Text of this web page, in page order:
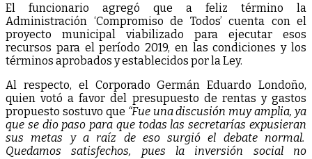
El funcionario agregó que a feliz término la
Administración ‘Compromiso de Todos’ cuenta con el
proyecto municipal viabilizado para ejecutar esos
recursos para el período 2019, en las condiciones y los
términos aprobados y establecidos por la Ley.
Al respecto, el Corporado Germán Eduardo Londoño,
quien votó a favor del presupuesto de rentas y gastos
propuesto sostuvo que “Fue una discusión muy amplia, ya
que se dio paso para que todas las secretarías expusieran
sus metas y a raíz de eso surgió el debate normal.
Quedamos satisfechos, pues la inversión social no